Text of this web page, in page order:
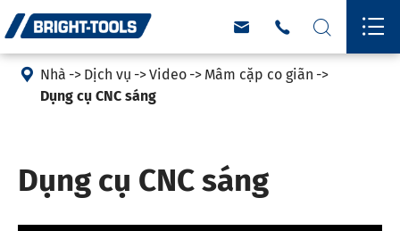
   
 Nhà Dịch vụ Video
Mâm cặp co giãn
Dụng cụ CNC sáng
Dụng cụ CNC sáng